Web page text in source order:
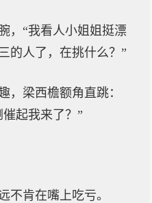
，“我看人小姐姐挺漂
的人了，在挑什么？”
，梁西檐额角直跳：
起我来了？”
不肯在嘴上吃亏。